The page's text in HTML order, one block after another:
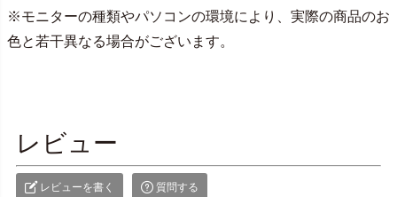
※モニターの種類やパソコンの環境により、実際の商品のお
色と若干異なる場合がございます。
レビュー
レビューを書く 質問する